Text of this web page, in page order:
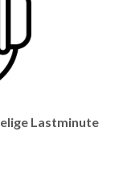
Lastminute